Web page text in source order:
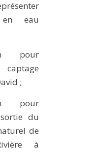
en eau
pour
;
pour
du
de
à